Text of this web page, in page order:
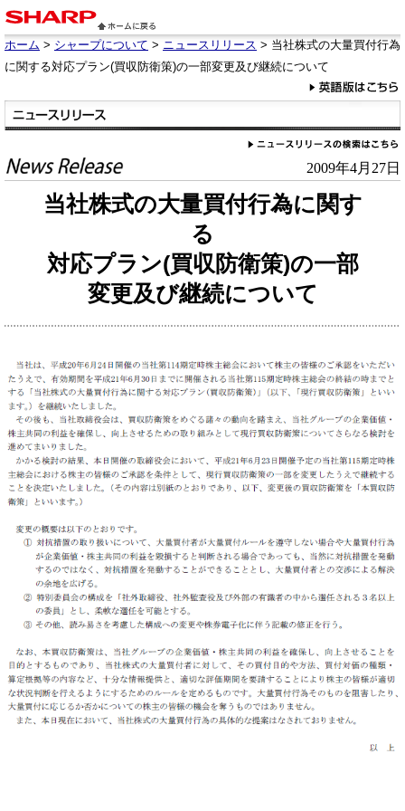
ホーム > シャープについて > ニュースリリース > 当社株式の大量買付行為
に関する対応プラン(買収防衛策)の一部変更及び継続について
2009年4月27日
当社株式の大量買付行為に関す
る
対応プラン(買収防衛策)の一部
変更及び継続について